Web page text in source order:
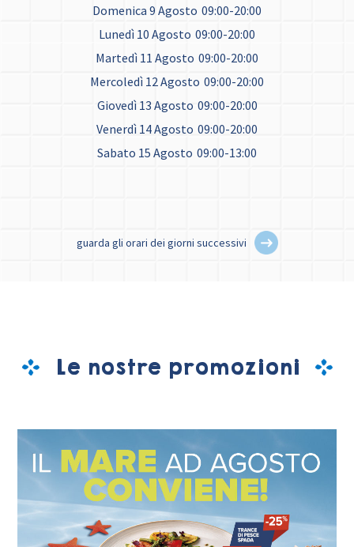
Domenica 9 Agosto 09:00-20:00
Lunedì 10 Agosto 09:00-20:00
Martedì 11 Agosto 09:00-20:00
Mercoledì 12 Agosto 09:00-20:00
Giovedì 13 Agosto 09:00-20:00
Venerdì 14 Agosto 09:00-20:00
Sabato 15 Agosto 09:00-13:00
guarda gli orari dei giorni successivi
Le nostre promozioni